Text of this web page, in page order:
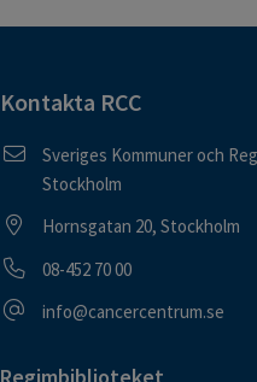
Kontakta RCC
Postadress
Sveriges Kommuner och
Stockholm
Besöksadress
Hornsgatan 20, Stockholm
Telefonnummer
08-452 70 00
E-postadress
info@cancercentrum.se
Regimbiblioteket